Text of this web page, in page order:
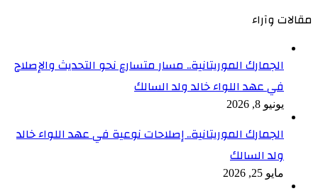
مقالات وآراء
الجمارك الموريتانية.. مسار متسارع نحو التحديث والإصلاح
في عهد اللواء خالد ولد السالك
يونيو 8, 2026
الجمارك الموريتانية.. إصلاحات نوعية في عهد اللواء خالد
ولد السالك
مايو 25, 2026